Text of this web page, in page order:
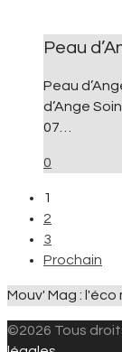
Peau
Peau
d’Ange
07…
0
1
2
3
Prochain
Mouv' Mag :
©2026 Tous